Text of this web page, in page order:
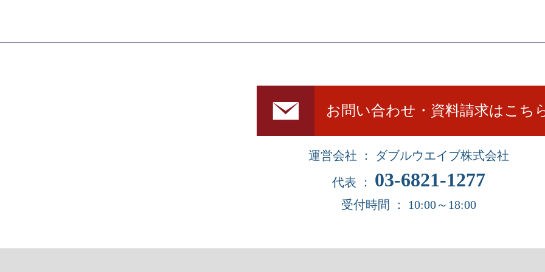
お問い合わせ・資料請求はこち
運営会社 ： ダブルウエイブ株式会社
代表 ： 03-6821-1277
受付時間 ： 10:00～18:00